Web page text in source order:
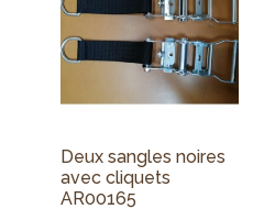
Deux sangles noires
avec cliquets
AR00165